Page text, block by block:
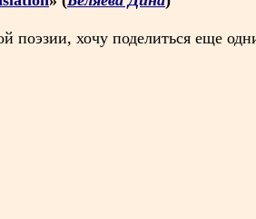
поэзии, хочу поделиться еще